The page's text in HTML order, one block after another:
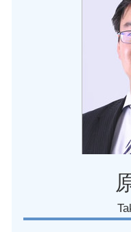
労働基準法 休憩
労働基準監督署
安全管理義務違反
労働条件通知書
就業規則作成 退
労働 パワハラ 相
愛知県 メンタル
愛知県 不当解雇
名古屋市 労働組
名古屋市 不当解
名古屋市 労働者
愛知県 就業規則
愛知県 労働安全
名古屋市 就業規
愛知県 労働問題